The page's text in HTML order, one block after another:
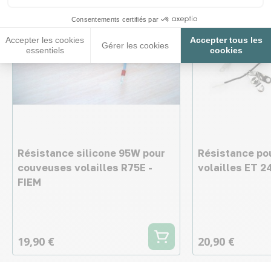
Consentements certifiés par
Accepter les cookies
essentiels
Gérer les cookies
Accepter tous les
cookies
Résistance silicone 95W pour
couveuses volailles R75E -
FIEM
19,90 €
Résistance
volailles ET
20,90 €